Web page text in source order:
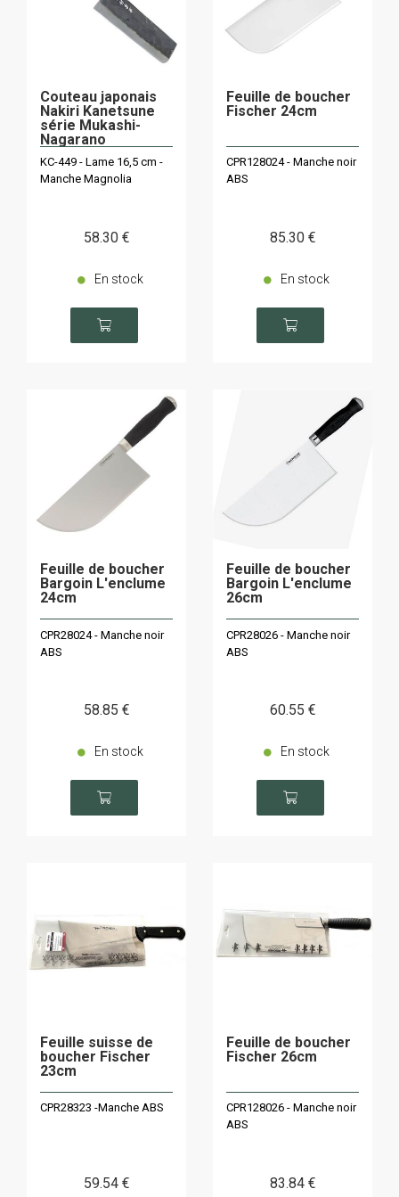
Couteau japonais
Nakiri Kanetsune
série Mukashi-
Nagarano
KC-449 - Lame 16,5 cm -
Manche Magnolia
58.30 €
En stock
Feuille de boucher
Fischer 24cm
CPR128024 - Manche noir
ABS
85.30 €
En stock
Feuille de boucher
Bargoin L'enclume
24cm
CPR28024 - Manche noir
ABS
58.85 €
En stock
Feuille de boucher
Bargoin L'enclume
26cm
CPR28026 - Manche noir
ABS
60.55 €
En stock
Feuille suisse de
boucher Fischer
23cm
CPR28323 -Manche ABS
59.54 €
Feuille de boucher
Fischer 26cm
CPR128026 - Manche noir
ABS
83.84 €